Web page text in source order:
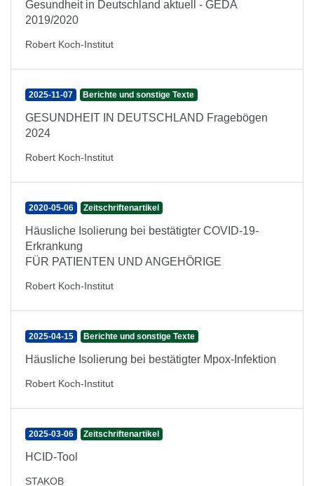
Gesundheit in Deutschland aktuell - GEDA
2019/2020
Robert Koch-Institut
2025-11-07 Berichte und sonstige Texte
GESUNDHEIT IN DEUTSCHLAND Fragebögen
2024
Robert Koch-Institut
2020-05-06 Zeitschriftenartikel
Häusliche Isolierung bei bestätigter COVID-19-
Erkrankung
FÜR PATIENTEN UND ANGEHÖRIGE
Robert Koch-Institut
2025-04-15 Berichte und sonstige Texte
Häusliche Isolierung bei bestätigter Mpox-Infektion
Robert Koch-Institut
2025-03-06 Zeitschriftenartikel
HCID-Tool
STAKOB